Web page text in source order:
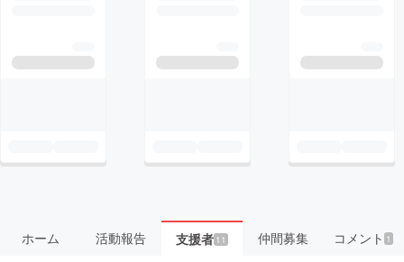
ホーム 活動報告 支援者 11 仲間募集 コメント 1